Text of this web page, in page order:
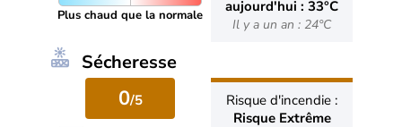
Plus chaud que la normale aujourd'hui : 33°C
Il y a un an : 24°C
Sécheresse
0/5
Risque d'incendie :
Risque Extrême